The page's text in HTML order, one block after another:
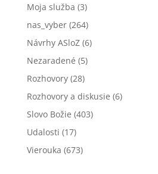
Moja služba (3)
nas_vyber(264)
Návrhy ASloZ(6)
Nezaradené (5)
Rozhovory(28)
Rozhovory a diskusie (6)
Slovo Božie (403)
Udalosti (17)
Vierouka (673)